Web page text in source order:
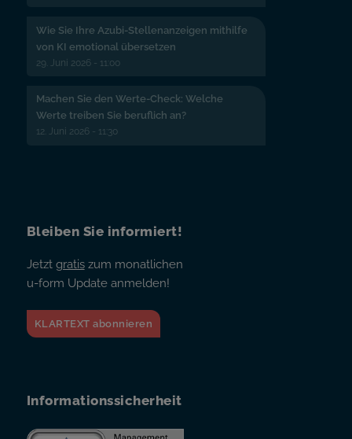
Wie Sie Ihre Azubi-Stellenanzeigen mithilfe
von KI emotional übersetzen
29. Juni 2026 - 11:00
Machen Sie den Werte-Check: Welche
Werte treiben Sie beruflich an?
12. Juni 2026 - 11:30
Bleiben Sie informiert!
Jetzt gratiszum monatlichen
u-form Update anmelden!
KLARTEXT abonnieren
Informationssicherheit